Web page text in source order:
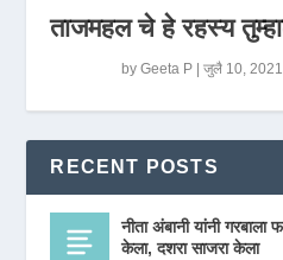
ताजमहल चे हे रहस्य
byGeeta P |जुलै 10, 2021
RECENT POSTS
नीता अंबानी यांनी गरबाला
केला, दशरा साजरा केला